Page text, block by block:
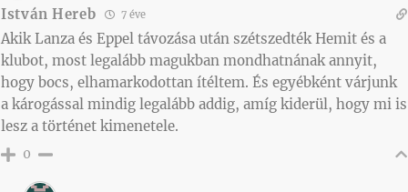
István Hereb 7 éve
Akik Lanza és Eppel távozása után szétszedték Hemit és a
klubot, most legalább magukban mondhatnának annyit,
hogy bocs, elhamarkodottan ítéltem. És egyébként várjunk
a károgással mindig legalább addig, amíg kiderül, hogy mi is
lesz a történet kimenetele.
0